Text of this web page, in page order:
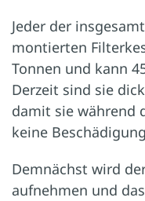
Jeder der
montierten
Tonnen und kann
Derzeit sind sie
damit sie während
keine
Demnächst wird
aufnehmen und